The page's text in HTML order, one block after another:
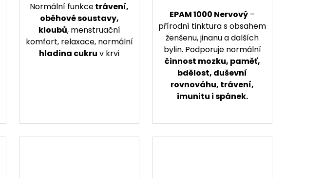
Normální funkcetrávení,
oběhové soustavy,
kloubů, menstruační
komfort, relaxace, normální
hladina cukru v krvi
EPAM 1000 Nervový –
přírodní tinktura s obsahem
ženšenu, jinanu a dalších
bylin. Podporuje normální
činnost mozku, paměť,
bdělost, duševní
rovnováhu, trávení,
imunitu i spánek.